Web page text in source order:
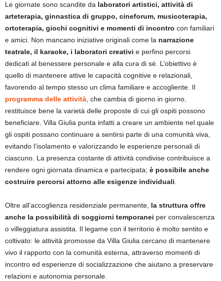
Le giornate sono scandite da laboratori artistici, attività di
arteterapia, ginnastica di gruppo, cineforum, musicoterapia,
ortoterapia, giochi cognitivi e momenti di incontro con familiari
e amici. Non mancano iniziative originali come la narrazione
teatrale, il karaoke, i laboratori creativi e perfino percorsi
dedicati al benessere personale e alla cura di sé. L’obiettivo è
quello di mantenere attive le capacità cognitive e relazionali,
favorendo al tempo stesso un clima familiare e accogliente. Il
programma delle attività, che cambia di giorno in giorno,
restituisce bene la varietà delle proposte di cui gli ospiti possono
beneficiare. Villa Giulia punta infatti a creare un ambiente nel quale
gli ospiti possano continuare a sentirsi parte di una comunità viva,
evitando l’isolamento e valorizzando le esperienze personali di
ciascuno. La presenza costante di attività condivise contribuisce a
rendere ogni giornata dinamica e partecipata; è possibile anche
costruire percorsi attorno alle esigenze individuali.
Oltre all’accoglienza residenziale permanente, la struttura offre
anche la possibilità di soggiorni temporanei per convalescenza
o villeggiatura assistita. Il legame con il territorio è molto sentito e
coltivato: le attività promosse da Villa Giulia cercano di mantenere
vivo il rapporto con la comunità esterna, attraverso momenti di
incontro ed esperienze di socializzazione che aiutano a preservare
relazioni e autonomia personale.